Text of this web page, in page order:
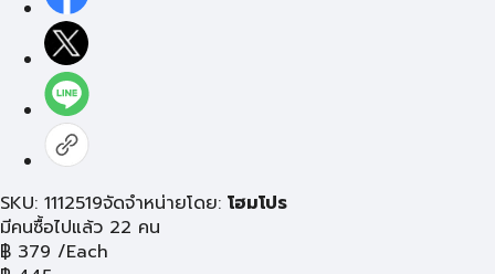
SKU: 1112519จัดจำหน่ายโดย: โฮมโปร
มีคนซื้อไปแล้ว 22 คน
฿ 379 /Each